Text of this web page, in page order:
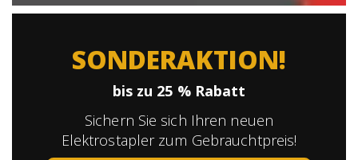
SONDERAKTION!
bis zu 25 % Rabatt
Sichern Sie sich Ihren neuen
Elektrostapler zum Gebrauchtpreis!